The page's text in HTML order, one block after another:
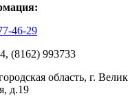
46-29
(8162) 993733
область, г.
д.19